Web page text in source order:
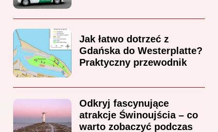
Jak łatwo dotrzeć z
Gdańska do Westerplatte?
Praktyczny przewodnik
Odkryj fascynujące
atrakcje Świnoujścia – co
warto zobaczyć podczas